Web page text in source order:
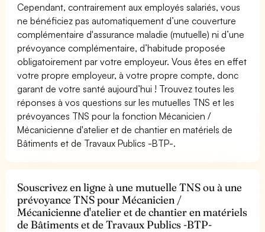
Cependant, contrairement aux employés salariés, vous
ne bénéficiez pas automatiquement d’une couverture
complémentaire d'assurance maladie (mutuelle) ni d’une
prévoyance complémentaire, d’habitude proposée
obligatoirement par votre employeur. Vous êtes en effet
votre propre employeur, à votre propre compte, donc
garant de votre santé aujourd’hui ! Trouvez toutes les
réponses à vos questions sur les mutuelles TNS et les
prévoyances TNS pour la fonction Mécanicien /
Mécanicienne d'atelier et de chantier en matériels de
Bâtiments et de Travaux Publics -BTP-.
Souscrivez en ligne à une mutuelle TNS ou à une
prévoyance TNS pour Mécanicien /
Mécanicienne d'atelier et de chantier en matériels
de Bâtiments et de Travaux Publics -BTP-